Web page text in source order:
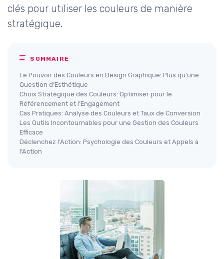
clés pour utiliser les couleurs de manière
stratégique.
SOMMAIRE
Le Pouvoir des Couleurs en Design Graphique: Plus qu’une
Question d’Esthétique
Choix Stratégique des Couleurs: Optimiser pour le
Référencement et l’Engagement
Cas Pratiques: Analyse des Couleurs et Taux de Conversion
Les Outils Incontournables pour une Gestion des Couleurs
Efficace
Déclenchez l’Action: Psychologie des Couleurs et Appels à
l’Action